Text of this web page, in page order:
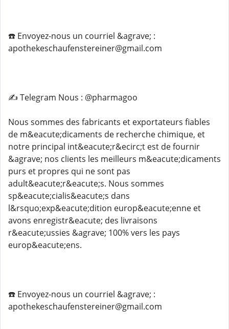
☎️ Envoyez-nous un courriel &agrave; :
apothekeschaufenstereiner@gmail.com
✍️ Telegram Nous : @pharmagoo
Nous sommes des fabricants et exportateurs fiables
de m&eacute;dicaments de recherche chimique, et
notre principal int&eacute;r&ecirc;t est de fournir
&agrave; nos clients les meilleurs m&eacute;dicaments
purs et propres qui ne sont pas
adult&eacute;r&eacute;s. Nous sommes
sp&eacute;cialis&eacute;s dans
l&rsquo;exp&eacute;dition europ&eacute;enne et
avons enregistr&eacute; des livraisons
r&eacute;ussies &agrave; 100% vers les pays
europ&eacute;ens.
☎️ Envoyez-nous un courriel &agrave; :
apothekeschaufenstereiner@gmail.com